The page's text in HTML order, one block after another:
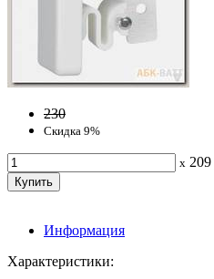
230
Скидка 9%
x 209
Информация
Характеристики: